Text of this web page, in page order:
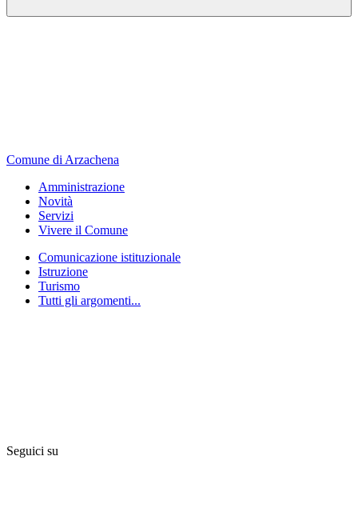
Comune di Arzachena
Amministrazione
Novità
Servizi
Vivere il Comune
Comunicazione istituzionale
Istruzione
Turismo
Tutti gli argomenti...
Seguici su